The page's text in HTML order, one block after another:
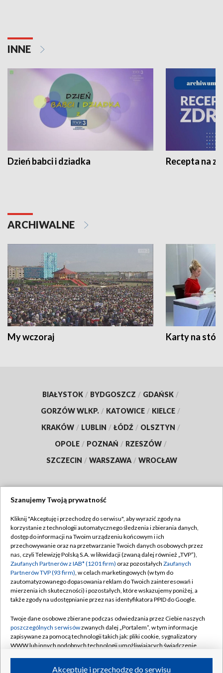
INNE
Dzień babci i dziadka Recepta na
ARCHIWALNE
My wczoraj Karty na
BIAŁYSTOK / BYDGOSZCZ / GDAŃSK /
GORZÓW WLKP. / KATOWICE / KIELCE /
KRAKÓW / LUBLIN / ŁÓDŹ / OLSZTYN /
OPOLE / POZNAŃ / RZESZÓW /
SZCZECIN / WARSZAWA / WROCŁAW
TVP
Abonament TVP
Emisja w TVP
Centrum informacji TVP
Naziemna Telewizja Cyfrowa
Rada Programowa
System NOS
Informacje o nadawcy
Regulamin TVP
Polityka prywatności
Moje zgody
Pomoc
Kontakt
Kanały
Szanujemy Twoją prywatność
Kliknij "Akceptuję i przechodzę do serwisu", aby wyrazić zgody na
korzystanie z technologii automatycznego śledzenia i zbierania danych,
dostęp do informacji na Twoim urządzeniu końcowym i ich
przechowywanie oraz na przetwarzanie Twoich danych osobowych przez
nas, czyli Telewizję Polską S.A. w likwidacji (zwaną dalej również „TVP”),
Zaufanych Partnerów z IAB* (1201 firm) oraz pozostałych Zaufanych
Partnerów TVP (93 firm), w celach marketingowych (w tym do
zautomatyzowanego dopasowania reklam do Twoich zainteresowań i
mierzenia ich skuteczności) i pozostałych, które wskazujemy poniżej, a
także zgody na udostępnianie przez nas identyfikatora PPID do Google.
Twoje dane osobowe zbierane podczas odwiedzania przez Ciebie naszych
poszczególnych serwisówzwanych dalej „Portalem”, w tym informacje
zapisywane za pomocą technologii takich jak: pliki cookie, sygnalizatory
WWW lub innych podobnych technologii umożliwiających świadczenie
Akceptuję i przechodzę do serwisu